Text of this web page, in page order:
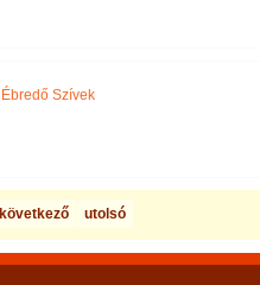
Ébredő Szívek
következő utolsó